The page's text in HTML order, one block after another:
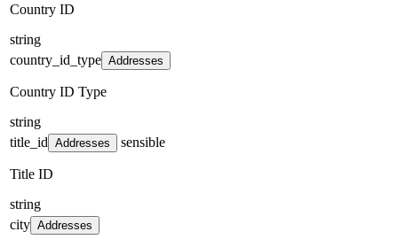
Country ID
string
country_id_type Addresses
Country ID Type
string
title_id Addresses sensible
Title ID
string
city Addresses